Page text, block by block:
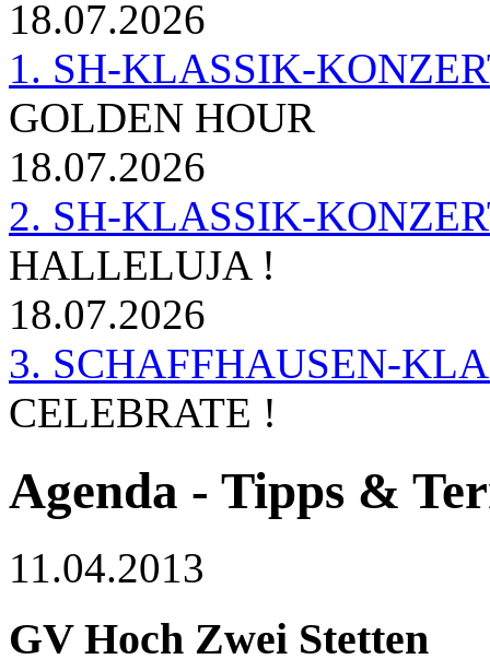
18.07.2026
1. SH-KLASSIK-
GOLDEN HOUR
18.07.2026
2. SH-KLASSIK-
HALLELUJA !
18.07.2026
3. SCHAFFHAUSEN-
CELEBRATE !
Agenda - Tipps &
11.04.2013
GV Hoch Zwei Stetten